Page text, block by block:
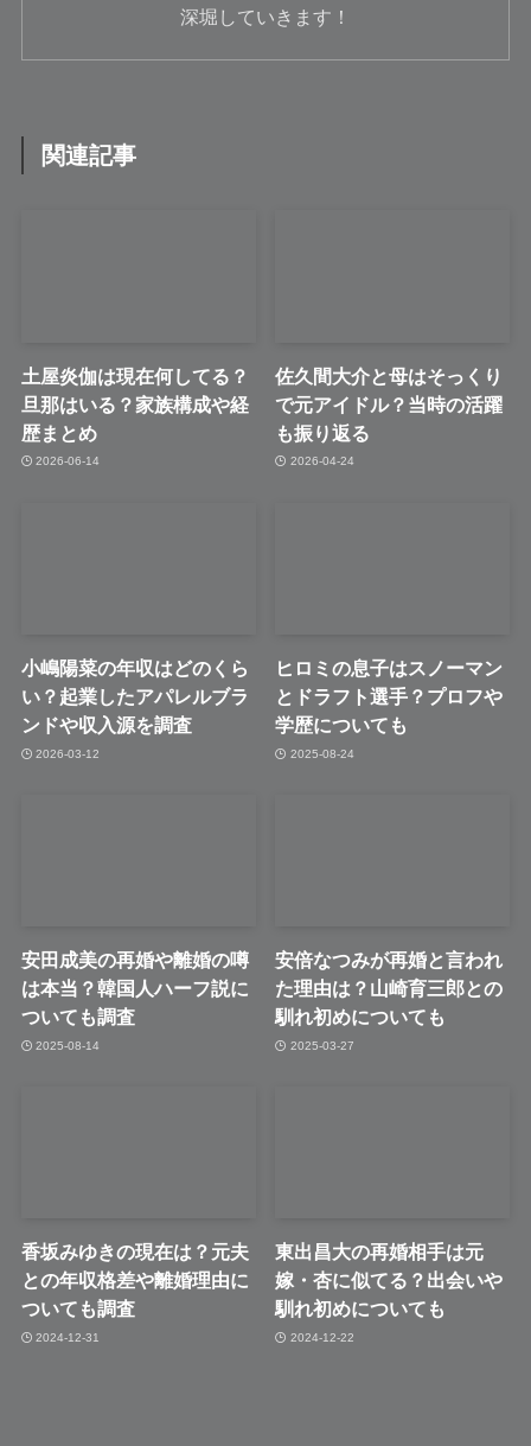
深堀していきます！
関連記事
土屋炎伽は現在何してる？
旦那はいる？家族構成や経
歴まとめ
2026-06-14
佐久間大介と母はそっくり
で元アイドル？当時の活躍
も振り返る
2026-04-24
小嶋陽菜の年収はどのくら
い？起業したアパレルブラ
ンドや収入源を調査
2026-03-12
ヒロミの息子はスノーマン
とドラフト選手？プロフや
学歴についても
2025-08-24
安田成美の再婚や離婚の噂
は本当？韓国人ハーフ説に
ついても調査
2025-08-14
安倍なつみが再婚と言われ
た理由は？山崎育三郎との
馴れ初めについても
2025-03-27
香坂みゆきの現在は？元夫
との年収格差や離婚理由に
ついても調査
2024-12-31
東出昌大の再婚相手は元
嫁・杏に似てる？出会いや
馴れ初めについても
2024-12-22